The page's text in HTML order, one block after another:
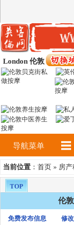
London 伦敦
导航菜单
当前位置 ： 首页 » 房
TOP
伦
免费发布信息 修改